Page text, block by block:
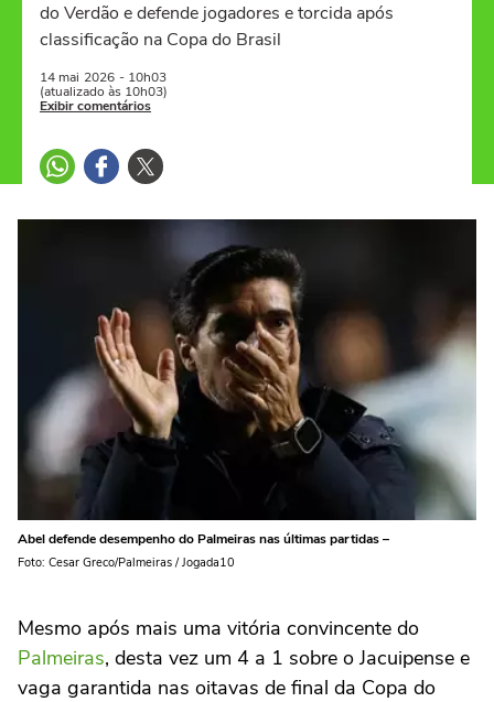
do Verdão e defende jogadores e torcida após
classificação na Copa do Brasil
14 mai 2026 - 10h03
(atualizado às 10h03)
Exibir comentários
Abel defende desempenho do Palmeiras nas últimas partidas –
Foto: Cesar Greco/Palmeiras / Jogada10
Mesmo após mais uma vitória convincente do
Palmeiras, desta vez um 4 a 1 sobre o Jacuipense e
vaga garantida nas oitavas de final da Copa do